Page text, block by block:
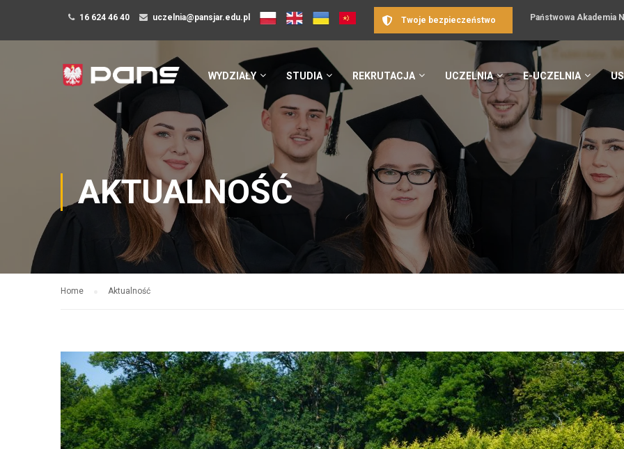
16 624 46 40 uczelnia@pansjar.edu.pl Państwowa Akademia
Twoje bezpieczeństwo
WYDZIAŁY STUDIA REKRUTACJA UCZELNIA E-UCZELNIA
AKTUALNOŚĆ
Home Aktualność